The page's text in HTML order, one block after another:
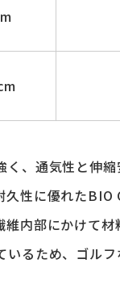
、通気性と伸
性に優れたBIO
内部にかけて材
るため、ゴル